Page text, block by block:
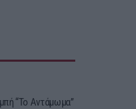
“Το Αντάμωμα”